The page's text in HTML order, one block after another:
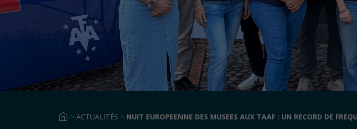
> ACTUALITÉS > NUIT EUROPEENNE DES MUSEES AUX TAAF : UN RECORD DE